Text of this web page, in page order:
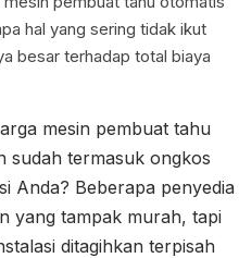
hal yang sering tidak ikut
besar terhadap total biaya
mesin pembuat tahu
sudah termasuk ongkos
Anda? Beberapa penyedia
yang tampak murah, tapi
ditagihkan terpisah